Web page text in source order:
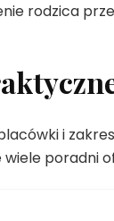
rodzica
i
poradni